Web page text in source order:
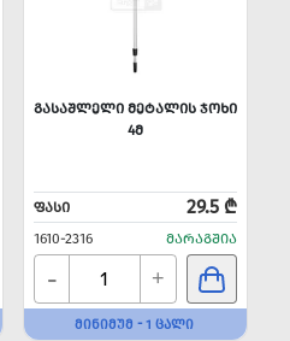
ᲒᲐᲡᲐᲨᲚᲔᲚᲘ ᲛᲔᲢᲐᲚᲘᲡ ᲯᲝᲮᲘ
4Მ
ᲤᲐᲡᲘ 29.5 ₾
1610-2316 ᲛᲐᲠᲐᲒᲨᲘᲐ
- +
ᲛᲘᲜᲘᲛᲣᲛ - 1 ᲪᲐᲚᲘ